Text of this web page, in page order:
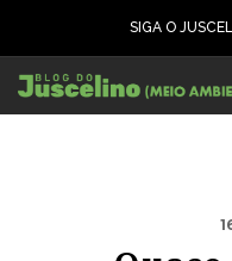
SIGA O